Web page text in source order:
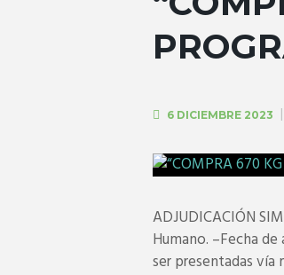
6 DICIEMBRE 2023
ADJUDICACIÓN
Humano. –Fecha
ser presentadas vía